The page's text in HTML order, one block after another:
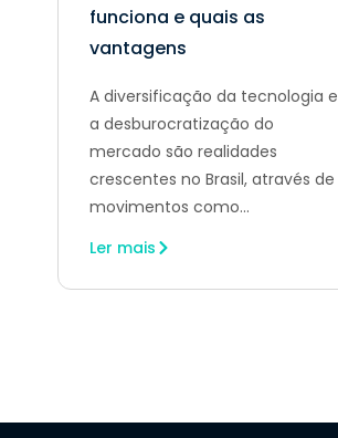
funciona e quais as
vantagens
A diversificação da tecnologia e
a desburocratização do
mercado são realidades
crescentes no Brasil, através de
movimentos como...
Ler mais